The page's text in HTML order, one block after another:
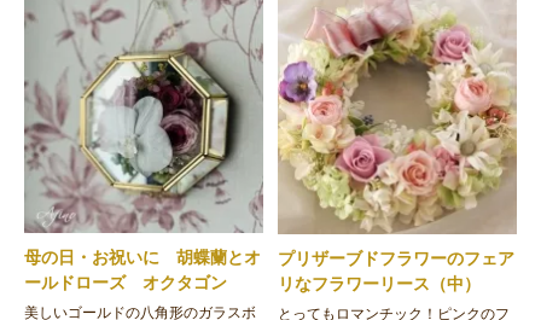
母の日・お祝いに 胡蝶蘭とオ
ールドローズ オクタゴン
美しいゴールドの八角形のガラスボ
プリザーブドフラワーのフェア
リなフラワーリース（中）
とってもロマンチック！ピンクのフ